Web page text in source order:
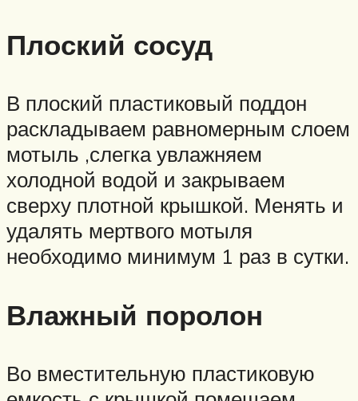
Плоский сосуд
В плоский пластиковый поддон
раскладываем равномерным слоем
мотыль ,слегка увлажняем
холодной водой и закрываем
сверху плотной крышкой. Менять и
удалять мертвого мотыля
необходимо минимум 1 раз в сутки.
Влажный поролон
Во вместительную пластиковую